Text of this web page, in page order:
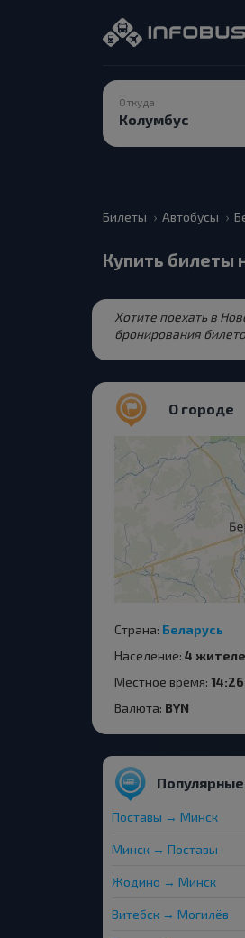
Откуда
Билеты Автобусы
Купить билеты
Хотите поехать в
бронирования
О городе
Страна: Беларусь
Население: 4
Местное время:
Валюта: BYN
Поставы → Минск
Минск → Поставы
Жодино → Минск
Витебск → Могилёв